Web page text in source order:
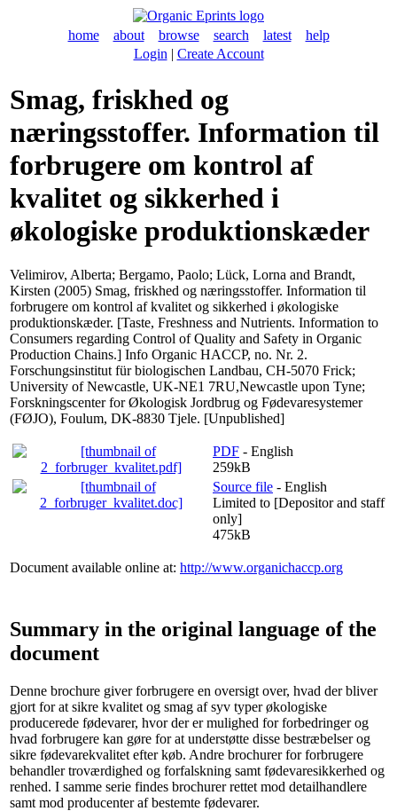
home about browse search latest
help
Login | Create Account
Smag, friskhed og
næringsstoffer. Information til
forbrugere om kontrol af
kvalitet og sikkerhed i
økologiske produktionskæder
Velimirov, Alberta; Bergamo, Paolo; Lück, Lorna and Brandt,
Kirsten (2005) Smag, friskhed og næringsstoffer. Information til
forbrugere om kontrol af kvalitet og sikkerhed i økologiske
produktionskæder. [Taste, Freshness and Nutrients. Information to
Consumers regarding Control of Quality and Safety in Organic
Production Chains.] Info Organic HACCP, no. Nr. 2.
Forschungsinstitut für biologischen Landbau, CH-5070 Frick;
University of Newcastle, UK-NE1 7RU,Newcastle upon Tyne;
Forskningscenter for Økologisk Jordbrug og Fødevaresystemer
(FØJO), Foulum, DK-8830 Tjele. [Unpublished]
PDF - English
259kB
Source file - English
Limited to [Depositor and staff
only]
475kB
Document available online at: http://www.organichaccp.org
Summary in the original language of the
document
Denne brochure giver forbrugere en oversigt over, hvad der bliver
gjort for at sikre kvalitet og smag af syv typer økologiske
producerede fødevarer, hvor der er mulighed for forbedringer og
hvad forbrugere kan gøre for at understøtte disse bestræbelser og
sikre fødevarekvalitet efter køb. Andre brochurer for forbrugere
behandler troværdighed og forfalskning samt fødevaresikkerhed og
renhed. I samme serie findes brochurer rettet mod detailhandlere
samt mod producenter af bestemte fødevarer.